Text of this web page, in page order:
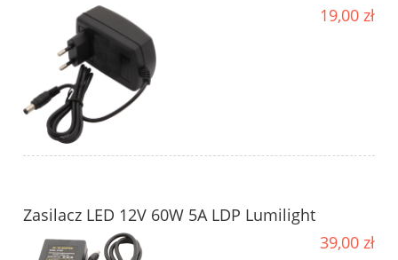
19,00 zł
Zasilacz LED 12V 60W 5A LDP Lumilight
39,00 zł